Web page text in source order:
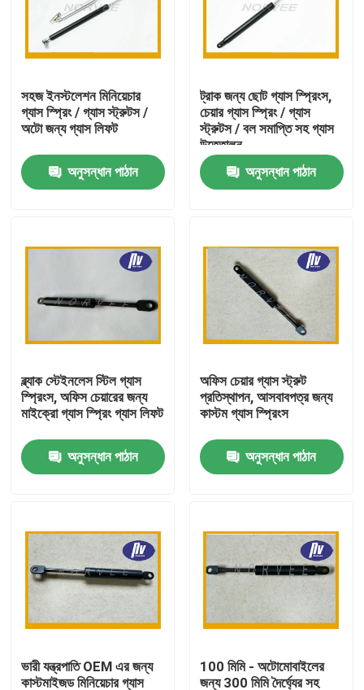
কারখানা ভ্রমণ
মান নিয়ন্ত্রণ
যোগাযোগ করুন
ইস্পাত সর্পিল স্প্রিং
ফ্ল্যাট সর্পিল স্প্রিং
টর্জন সর্পিল স্প্রিং
সহজ ইনস্টলেশন মিনিয়েচার
গ্যাস স্প্রিং / গ্যাস স্ট্রুটস /
অটো জন্য গ্যাস লিফট
অনুসন্ধান পাঠান
ট্রাক জন্য ছোট গ্যাস স্প্রিংস,
চেয়ার গ্যাস স্প্রিং / গ্যাস
স্ট্রুটস / বল সমাপ্তি সহ গ্যাস
উত্তোলন
অনুসন্ধান পাঠান
ব্ল্যাক স্টেইনলেস স্টিল গ্যাস
স্প্রিংস, অফিস চেয়ারের জন্য
মাইক্রো গ্যাস স্প্রিং গ্যাস লিফট
অনুসন্ধান পাঠান
অফিস চেয়ার গ্যাস স্ট্রুট
প্রতিস্থাপন, আসবাবপত্র জন্য
কাস্টম গ্যাস স্প্রিংস
অনুসন্ধান পাঠান
ভারী যন্ত্রপাতি OEM এর জন্য
কাস্টমাইজড মিনিয়েচার গ্যাস
100 মিমি - অটোমোবাইলের
জন্য 300 মিমি দৈর্ঘ্যের সহ